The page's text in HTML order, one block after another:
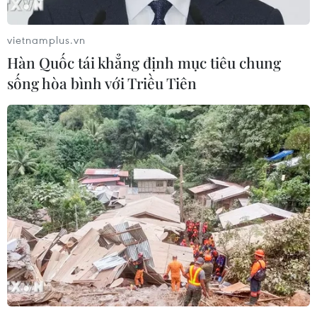
Đồng bào dân tộc Mường ở huyện Nho Quan, tỉnh Ninh Bình
biểu diễn dân ca, dân vũ, dân nhạc. (Ảnh: Thùy Dung/ TTXVN)
Kế hoạch góp phần nâng cao nhận thức của
cộng đồng về giá trị của dân ca, dân vũ, dân
nhạc của dân tộc Mường, ý thức tự giác của
cộng đồng trong việc bảo tồn và phát huy giá trị
vietnamplus.vn
Hàn Quốc tái khẳng định mục tiêu chung
sống hòa bình với Triều Tiên